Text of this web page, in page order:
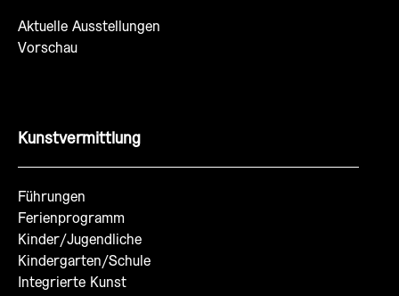
Aktuelle Ausstellungen
Vorschau
Kunstvermittlung
Führungen
Ferienprogramm
Kinder/Jugendliche
Kindergarten/Schule
Integrierte Kunst